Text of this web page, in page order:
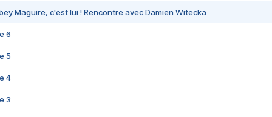
Maguire, c'est lui ! Rencontre avec Damien Witecka
6
5
4
3